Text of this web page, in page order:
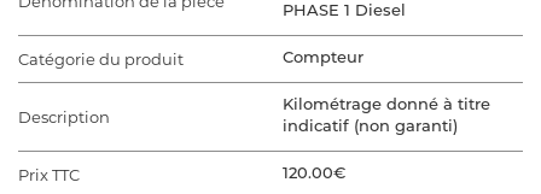
PHASE 1 Diesel
Catégorie du produit Compteur
Description
Kilométrage donné à titre
indicatif (non garanti)
Prix TTC 120.00€